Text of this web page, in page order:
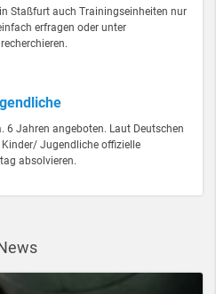
Staßfurt auch Trainingseinheiten nur
erfragen oder unter
recherchieren.
6 Jahren angeboten. Laut Deutschen
Kinder/ Jugendliche offizielle
absolvieren.